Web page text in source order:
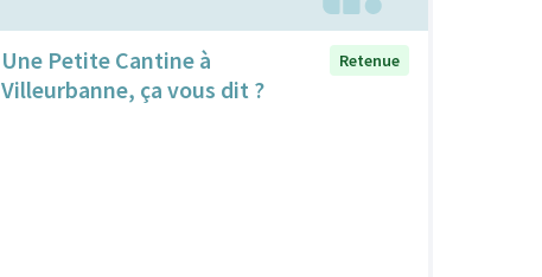
Une Petite Cantine à
Villeurbanne, ça vous dit ?
Retenue